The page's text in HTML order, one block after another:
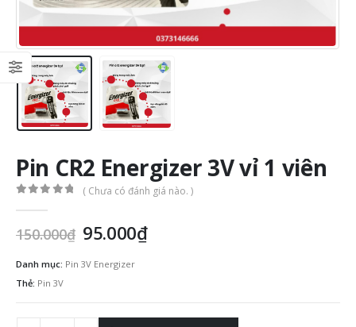
Pin CR2 Energizer 3V vỉ 1 viên
( Chưa có đánh giá nào. )
150.000₫ Giá
là:
95.000₫Giá
hiện
95.000₫.
Danh mục: Pin 3V Energizer
Thẻ: Pin 3V